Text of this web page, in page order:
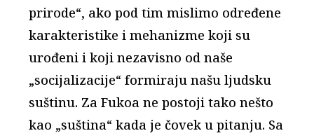
prirode“, ako pod tim mislimo određene
karakteristike i mehanizme koji su
urođeni i koji nezavisno od naše
„socijalizacije“ formiraju našu ljudsku
suštinu. Za Fukoa ne postoji tako nešto
kao „suština“ kada je čovek u pitanju. Sa